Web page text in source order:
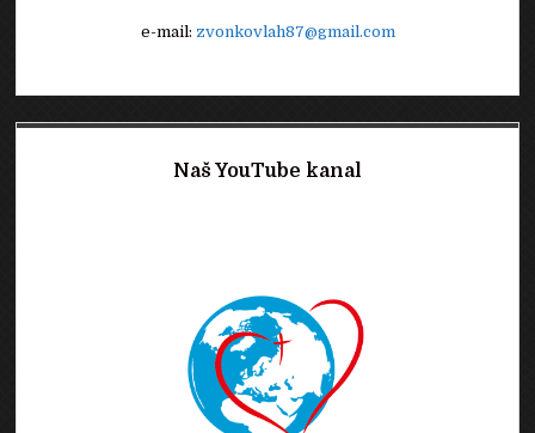
e-mail: zvonkovlah87@gmail.com
Naš YouTube kanal